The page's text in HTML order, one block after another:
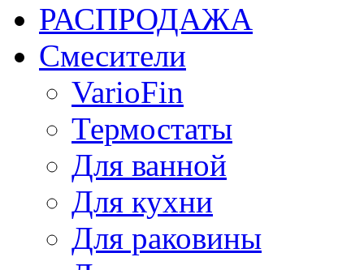
РАСПРОДАЖА
Смесители
VarioFin
Термостаты
Для ванной
Для кухни
Для раковины